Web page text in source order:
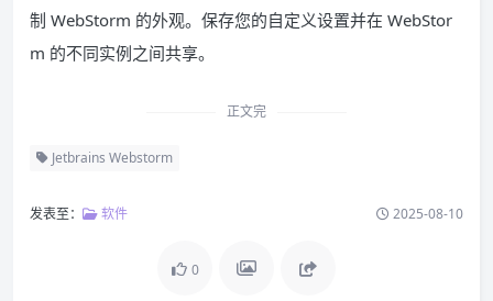
制 WebStorm 的外观。保存您的自定义设置并在 WebStor
m 的不同实例之间共享。
正文完
Jetbrains Webstorm
发表至： 软件 2025-08-10
0